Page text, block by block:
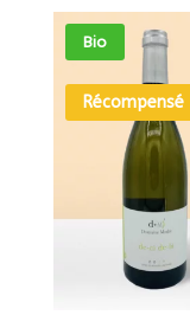
Bio
Récompensé